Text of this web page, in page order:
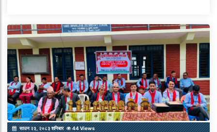
साउन २३, २०८३ शनिबार 44 Views